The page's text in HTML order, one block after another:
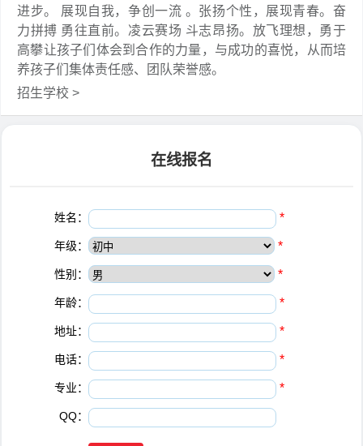
进步。 展现自我，争创一流 。张扬个性，展现青春。奋
力拼搏 勇往直前。凌云赛场 斗志昂扬。放飞理想，勇于
高攀让孩子们体会到合作的力量，与成功的喜悦，从而培
养孩子们集体责任感、团队荣誉感。
招生学校 >
在线报名
姓名： *
年级： *
性别： *
年龄： *
地址： *
电话： *
专业： *
QQ：